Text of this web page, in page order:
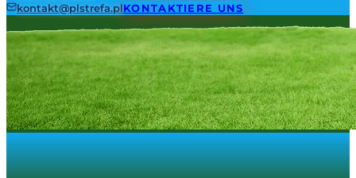
kontakt@plstrefa.plKONTAKTIERE UNS